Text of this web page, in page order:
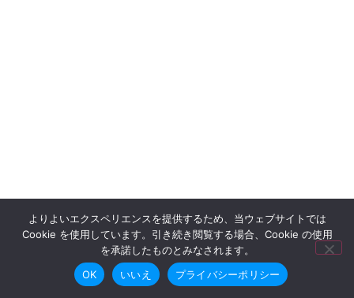
よりよいエクスペリエンスを提供するため、当ウェブサイトでは
Cookie を使用しています。引き続き閲覧する場合、Cookie の使用
を承諾したものとみなされます。
OK
いいえ プライバシーポリシー